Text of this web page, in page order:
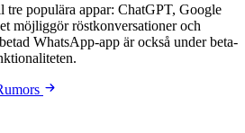
populära appar: ChatGPT, Google
möjliggör röstkonversationer och
WhatsApp-app är också under beta-